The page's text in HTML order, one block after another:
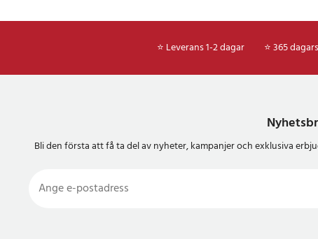
⭐ Leverans 1-2 dagar ⭐ 365
Bli den första att få ta del av nyheter, kampanjer och exklusiva